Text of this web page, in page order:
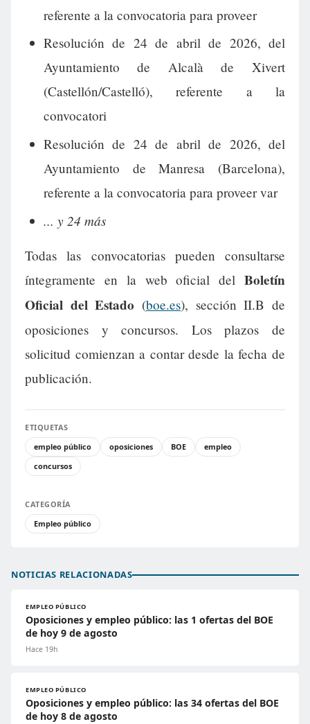
referente a la convocatoria para proveer
Resolución de 24 de abril de 2026, del
Ayuntamiento de Alcalà de Xivert
(Castellón/Castelló), referente a la
convocatori
Resolución de 24 de abril de 2026, del
Ayuntamiento de Manresa (Barcelona),
referente a la convocatoria para proveer var
... y 24 más
Todas las convocatorias pueden consultarse
íntegramente en la web oficial del Boletín
Oficial del Estado (boe.es), sección II.B de
oposiciones y concursos. Los plazos de
solicitud comienzan a contar desde la fecha de
publicación.
ETIQUETAS
empleo público
oposiciones BOE
empleo
concursos
CATEGORÍA
Empleo público
NOTICIAS RELACIONADAS
EMPLEO PÚBLICO
Oposiciones y empleo público: las 1 ofertas del BOE
de hoy 9 de agosto
Hace 19h
EMPLEO PÚBLICO
Oposiciones y empleo público: las 34 ofertas del BOE
de hoy 8 de agosto